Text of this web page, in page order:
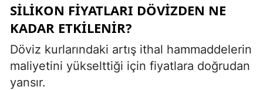
SILIKON FIYATLARI DÖVIZDEN NE
KADAR ETKILENIR?
Döviz kurlarındaki artış ithal hammaddelerin
maliyetini yükselttiği için fiyatlara doğrudan
yansır.